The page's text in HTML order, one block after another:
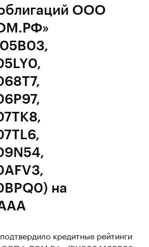
ООО
на
кредитные рейтинги